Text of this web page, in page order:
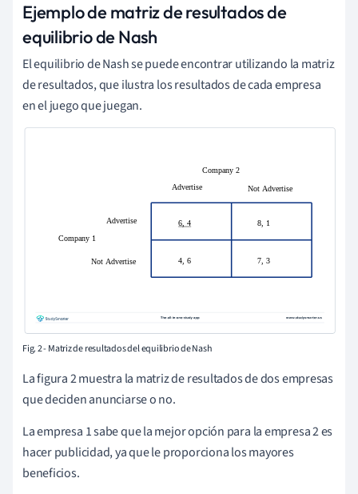
Ejemplo de matriz de resultados de
equilibrio de Nash
El equilibrio de Nash se puede encontrar utilizando la matriz
de resultados, que ilustra los resultados de cada empresa
en el juego que juegan.
Fig. 2 - Matriz de resultados del equilibrio de Nash
La figura 2 muestra la matriz de resultados de dos empresas
que deciden anunciarse o no.
La empresa 1 sabe que la mejor opción para la empresa 2 es
hacer publicidad, ya que le proporciona los mayores
beneficios.